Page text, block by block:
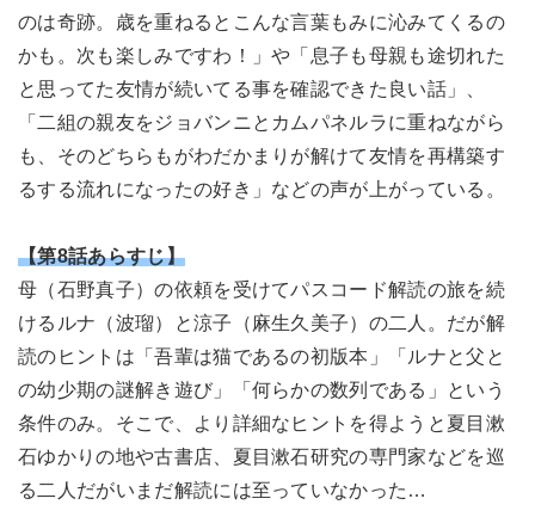
のは奇跡。歳を重ねるとこんな言葉もみに沁みてくるの
かも。次も楽しみですわ！」や「息子も母親も途切れた
と思ってた友情が続いてる事を確認できた良い話」、
「二組の親友をジョバンニとカムパネルラに重ねながら
も、そのどちらもがわだかまりが解けて友情を再構築す
るする流れになったの好き」などの声が上がっている。
【第8話あらすじ】
母（石野真子）の依頼を受けてパスコード解読の旅を続
けるルナ（波瑠）と涼子（麻生久美子）の二人。だが解
読のヒントは「吾輩は猫であるの初版本」「ルナと父と
の幼少期の謎解き遊び」「何らかの数列である」という
条件のみ。そこで、より詳細なヒントを得ようと夏目漱
石ゆかりの地や古書店、夏目漱石研究の専門家などを巡
る二人だがいまだ解読には至っていなかった…